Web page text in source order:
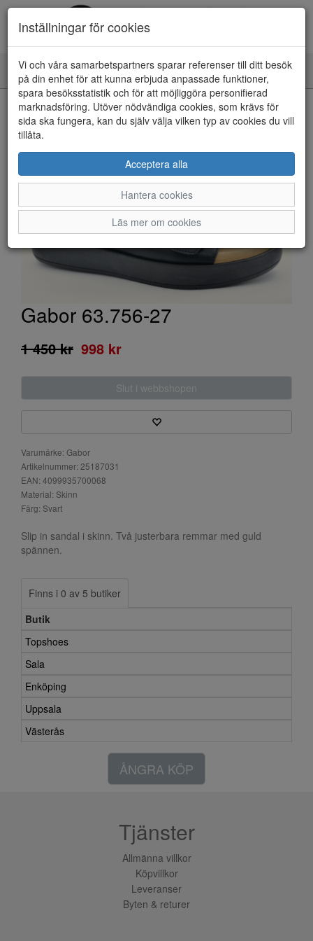
Toggle
navigation
HEM
Gabor 63.756-27
1 450 kr 998 kr
Slut i webbshopen
Varumärke: Gabor
Artikelnummer: 25187031
EAN: 4099935700068
Material: Skinn
Färg: Svart
Slip in sandal i skinn. Två justerbara remmar med guld
spännen.
Finns i 0 av 5 butiker
Butik
Topshoes
Sala
Enköping
Uppsala
Västerås
ÅNGRA KÖP
Inställningar för cookies
Vi och våra samarbetspartners sparar referenser till ditt besök
på din enhet för att kunna erbjuda anpassade funktioner,
spara besöksstatistik och för att möjliggöra personifierad
marknadsföring. Utöver nödvändiga cookies, som krävs för
sida ska fungera, kan du själv välja vilken typ av cookies du vill
tillåta.
Acceptera alla
Hantera cookies
Läs mer om cookies
Tjänster
Allmänna villkor
Köpvillkor
Leveranser
Byten & returer